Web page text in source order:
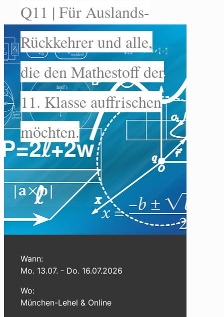
Q11 | Für Auslands-
Rückkehrer und alle,
die den Mathestoff der
11. Klasse auffrischen
möchten.
Wann:
Mo. 13.07. - Do. 16.07.2026
Wo:
München-Lehel & Online